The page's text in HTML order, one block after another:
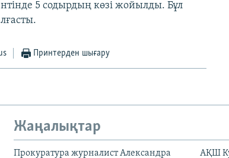
5 содырдың көзі жойылды. Бұл
Принтерден шығару
Жаңалықтар
Прокуратура журналист Александра
АҚШ